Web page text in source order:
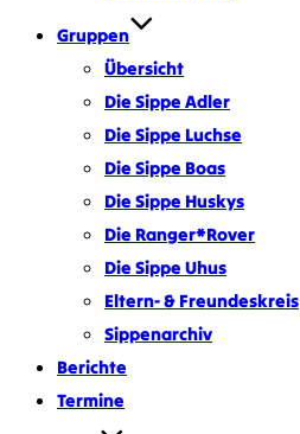
Gruppen
Übersicht
Die Sippe Adler
Die Sippe Luchse
Die Sippe Boas
Die Sippe Huskys
Die Ranger*Rover
Die Sippe Uhus
Eltern- & Freundeskreis
Sippenarchiv
Berichte
Termine